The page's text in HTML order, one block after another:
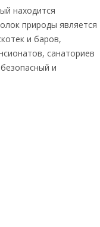
находится
природы является
и баров,
санаториев
и